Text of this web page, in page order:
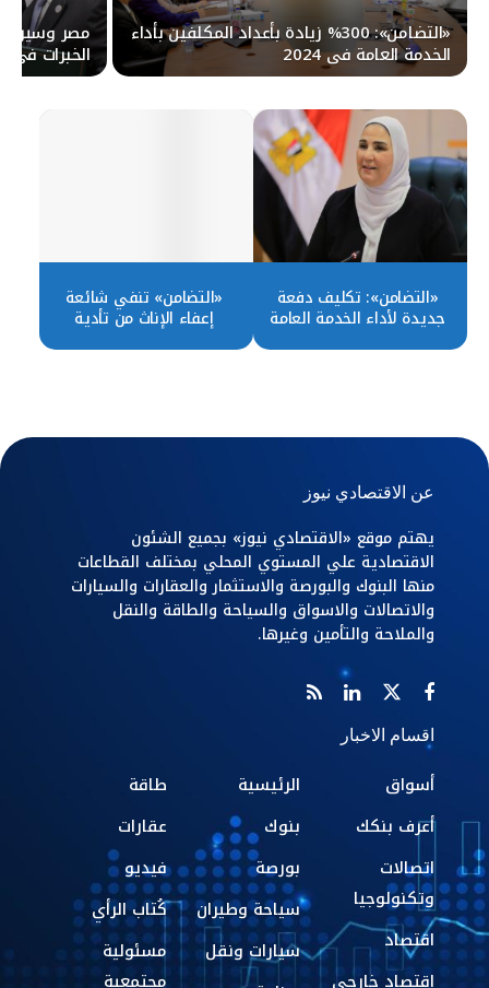
«التضامن»: 300% زيادة بأعداد المكلفين بأداء
الخدمة العامة في 2024
مصر
الخبرات في
التعيين
«التضامن»: تكليف دفعة
جديدة لأداء الخدمة العامة
«التضامن» تنفي شائعة
إعفاء الإناث من تأدية
عن الاقتصادي نيوز
يهتم موقع «الاقتصادي نيوز» بجميع الشئون
الاقتصادية علي المستوي المحلي بمختلف القطاعات
منها البنوك والبورصة والاستثمار والعقارات والسيارات
والاتصالات والاسواق والسياحة والطاقة والنقل
والملاحة والتأمين وغيرها.
اقسام الاخبار
أسواق
أعرف بنكك
اتصالات
وتكنولوجيا
اقتصاد
اقتصاد خارجي
الرئيسية
بنوك
بورصة
سياحة وطيران
سيارات ونقل
طاقة
عقارات
فيديو
كُتاب الرأي
مسئولية
مجتمعية